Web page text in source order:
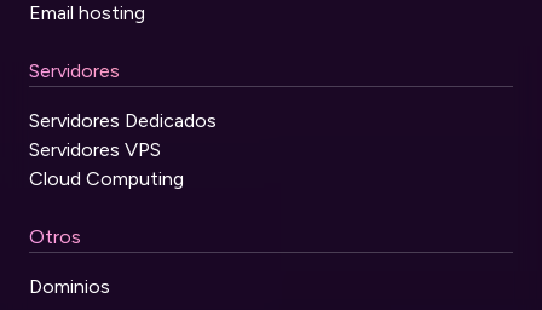
Email hosting
Servidores
Servidores Dedicados
Servidores VPS
Cloud Computing
Otros
Dominios